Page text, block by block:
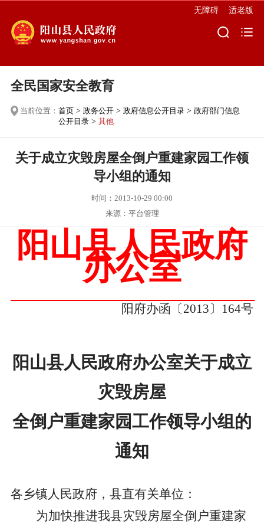
无障碍 适老版
全民国家安全教育
当前位置： 首页> 政务公开> 政府信息公开目录> 政府部门信息
公开目录> 其他
关于成立灾毁房屋全倒户重建家园工作领
导小组的通知
时间：2013-10-29 00:00
来源：平台管理
阳山县人民政府
办公室
阳府办函〔 2013 〕 164号
阳山县人民政府办公室关于成立
灾毁房屋
全倒户重建家园工作领导小组的
通知
各乡镇人民政府，县直有关单位：
为加快推进我县灾毁房屋全倒户重建家